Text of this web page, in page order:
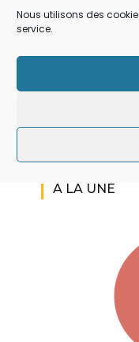
Nous utilisons des
service. Un pas à
A LA UNE